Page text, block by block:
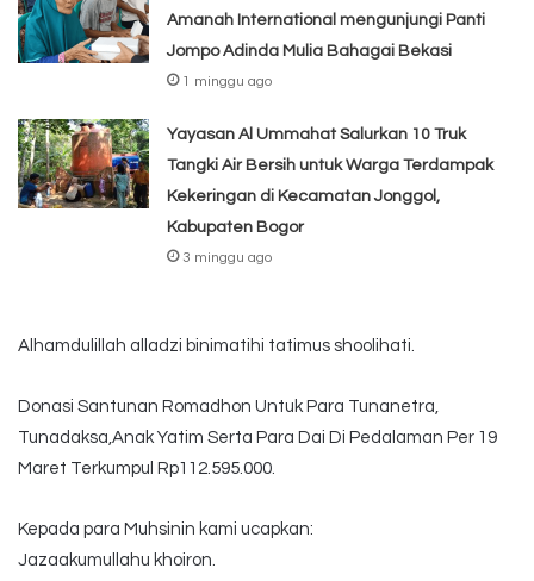
Amanah International mengunjungi Panti
Jompo Adinda Mulia Bahagai Bekasi
1 minggu ago
Yayasan Al Ummahat Salurkan 10 Truk
Tangki Air Bersih untuk Warga Terdampak
Kekeringan di Kecamatan Jonggol,
Kabupaten Bogor
3 minggu ago
Alhamdulillah alladzi binimatihi tatimus shoolihati.
Donasi Santunan Romadhon Untuk Para Tunanetra,
Tunadaksa,Anak Yatim Serta Para Dai Di Pedalaman Per 19
Maret Terkumpul Rp112.595.000.
Kepada para Muhsinin kami ucapkan:
Jazaakumullahu khoiron.